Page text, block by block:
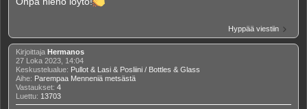
Hyppää viestiin
Kirjoittaja Hermanos
27 Loka 2023, 14:04
Keskustelualue: Pullot & Lasi & Posliini / Bottles & Glass
Aihe: Parempaa Menneniä metsästä
Vastaukset: 4
Luettu: 13703